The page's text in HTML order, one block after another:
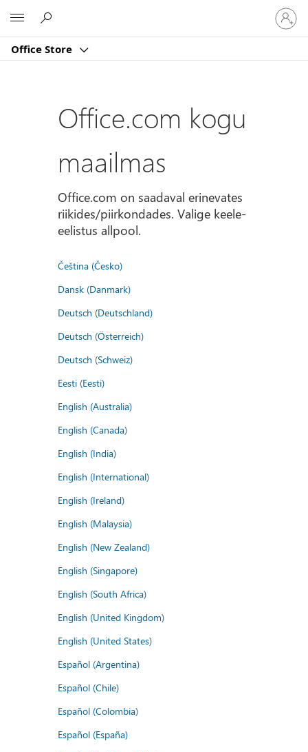
Office Store
Logige
sisse
oma
Office.com kogu
maailmas
Office.com on saadaval erinevates
riikides/piirkondades. Valige keele-
eelistus allpool.
Čeština (Česko)
Dansk (Danmark)
Deutsch (Deutschland)
Deutsch (Österreich)
Deutsch (Schweiz)
Eesti (Eesti)
English (Australia)
English (Canada)
English (India)
English (International)
English (Ireland)
English (Malaysia)
English (New Zealand)
English (Singapore)
English (South Africa)
English (United Kingdom)
English (United States)
Español (Argentina)
Español (Chile)
Español (Colombia)
Español (España)